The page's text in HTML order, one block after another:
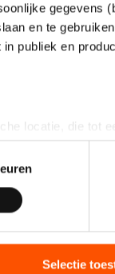
gegevens
en te
publiek en
locatie, die tot
scannen op
worden verwerkt
in de
van onze site
gegevens die
Selectie
- Vorden
en Skeelers
- Triavium)
Kardinge)